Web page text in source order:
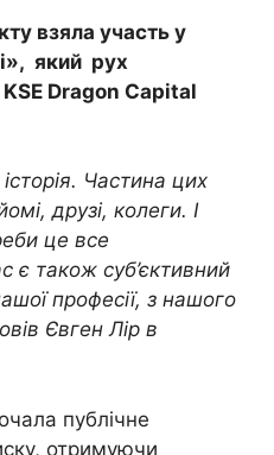
взяла участь у
який рух
Dragon Capital
Частина цих
друзі, колеги. І
це все
є також суб’єктивний
професії, з нашого
Євген Лір в
публічне
отримуючи